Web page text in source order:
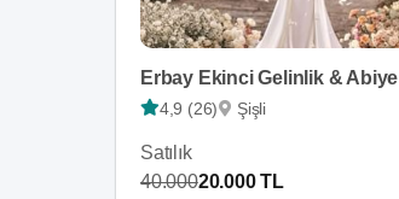
Erbay Ekinci Gelinlik & Abiye
4,9 (26) Şişli
Satılık
40.00020.000 TL